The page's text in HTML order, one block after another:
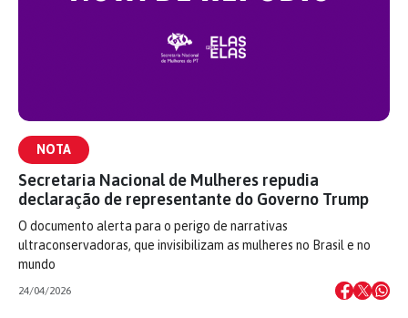
NOTA
Secretaria Nacional de Mulheres repudia
declaração de representante do Governo Trump
O documento alerta para o perigo de narrativas
ultraconservadoras, que invisibilizam as mulheres no Brasil e no
mundo
24/04/2026